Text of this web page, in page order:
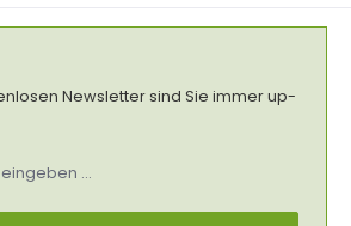
Newsletter sind Sie immer up-